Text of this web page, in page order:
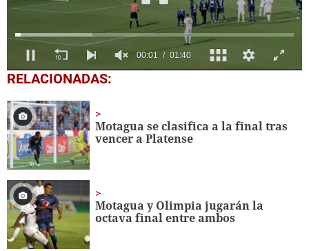
0
seconds
1
minute,
40
seconds
RELACIONADAS:
Motagua se clasifica a la final tras
vencer a Platense
Motagua y Olimpia jugarán la
octava final entre ambos